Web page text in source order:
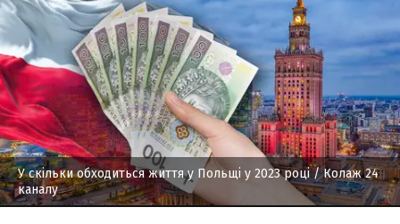
У скільки обходиться життя у Польщі у 2023 році/ Колаж 24
каналу